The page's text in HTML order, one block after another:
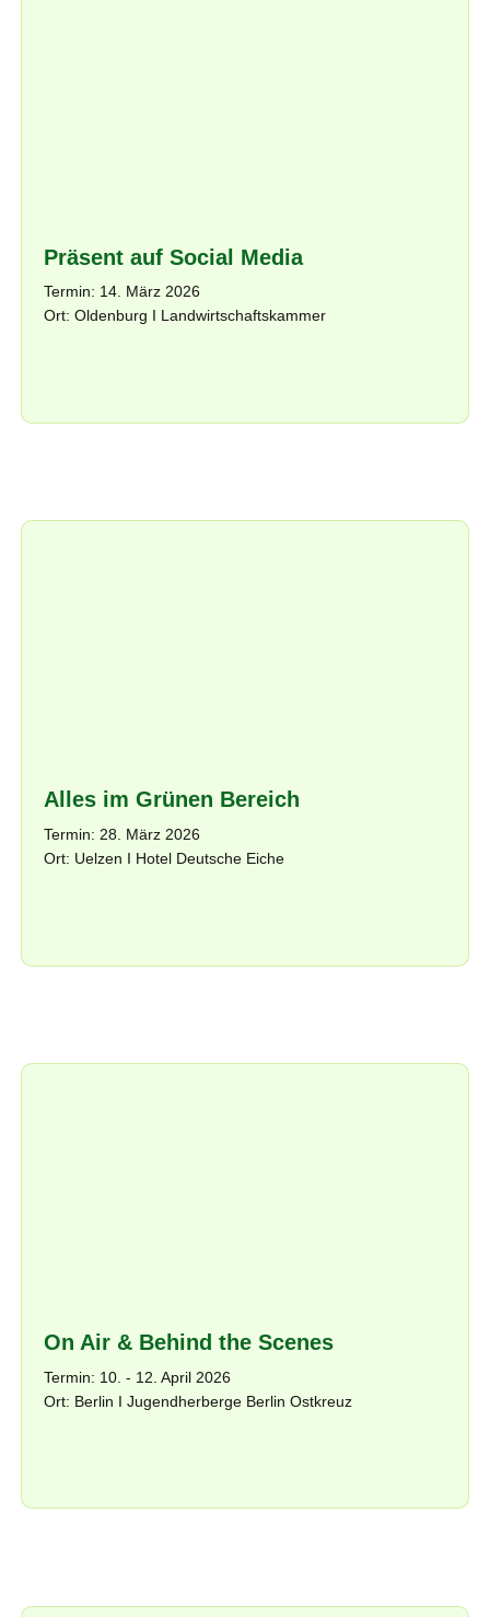
Präsent auf Social Media
Termin: 14. März 2026
Ort: Oldenburg I Landwirtschaftskammer
Alles im Grünen Bereich
Termin: 28. März 2026
Ort: Uelzen I Hotel Deutsche Eiche
On Air & Behind the Scenes
Termin: 10. - 12. April 2026
Ort: Berlin I Jugendherberge Berlin Ostkreuz